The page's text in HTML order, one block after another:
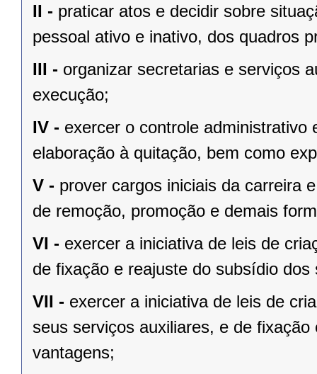
II - praticar atos e decidir sobre
pessoal ativo e inativo, dos quadros
III - organizar secretarias e serviços
execução;
IV - exercer o controle administrativo
elaboração à quitação, bem como
V - prover cargos iniciais da carreira
de remoção, promoção e demais
VI - exercer a iniciativa de leis de
de fixação e reajuste do subsídio
VII - exercer a iniciativa de leis de
seus serviços auxiliares, e de
vantagens;